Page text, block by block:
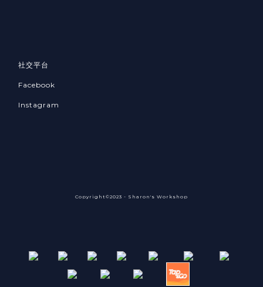
社交平台
Facebook
Instagram
Copyright©2023 - Sharon's Workshop